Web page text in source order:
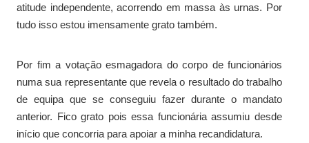
atitude independente, acorrendo em massa às urnas. Por
tudo isso estou imensamente grato também.
Por fim a votação esmagadora do corpo de funcionários
numa sua representante que revela o resultado do trabalho
de equipa que se conseguiu fazer durante o mandato
anterior. Fico grato pois essa funcionária assumiu desde
início que concorria para apoiar a minha recandidatura.